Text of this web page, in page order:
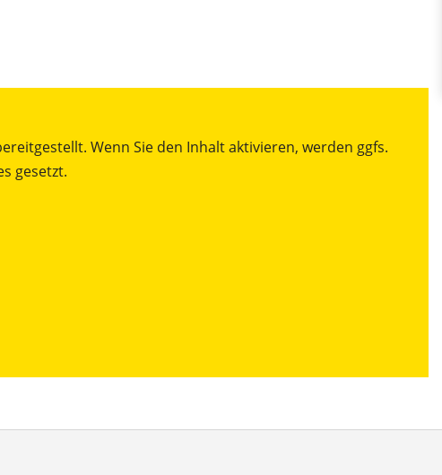
Wenn Sie den Inhalt aktivieren, werden ggfs.
gesetzt.